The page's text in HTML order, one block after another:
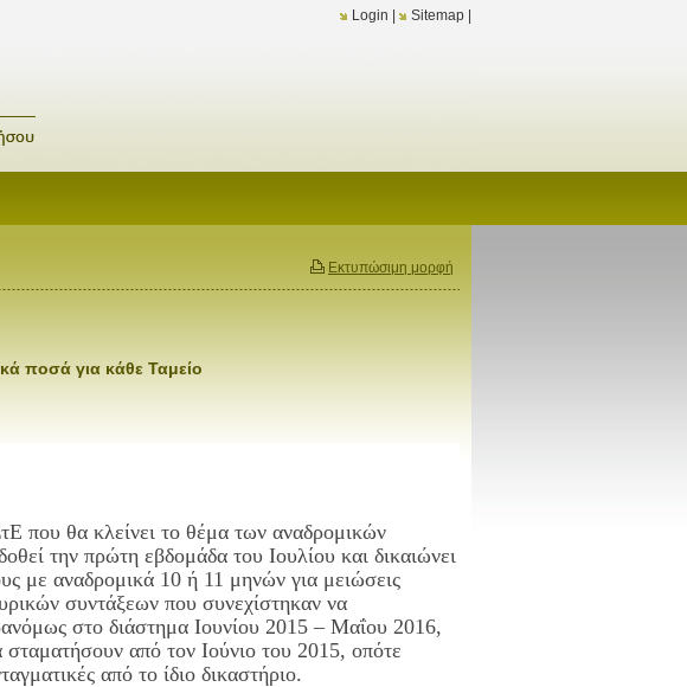
Login Sitemap
Εκτυπώσιμη μορφή
ποσά για κάθε Ταμείο
που θα κλείνει το θέμα των αναδρομικών
την πρώτη εβδομάδα του Ιουλίου και δικαιώνει
με αναδρομικά 10 ή 11 μηνών για μειώσεις
συντάξεων που συνεχίστηκαν να
στο διάστημα Ιουνίου 2015 – Μαΐου 2016,
από τον Ιούνιο του 2015, οπότε
από το ίδιο δικαστήριο.